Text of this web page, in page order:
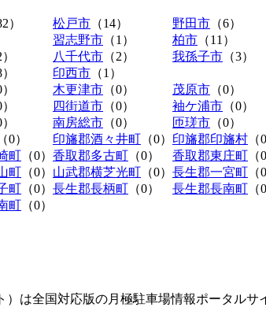
） 松戸市 （14） 野田市 （6）
習志野市 （1） 柏市 （11）
八千代市 （2） 我孫子市 （3）
印西市 （1）
木更津市 （0） 茂原市 （0）
四街道市 （0） 袖ケ浦市 （0）
南房総市 （0） 匝瑳市 （0）
（0） 印旛郡酒々井町 （0） 印旛郡印旛村 （
町 （0） 香取郡多古町 （0） 香取郡東庄町 （
町 （0） 山武郡横芝光町 （0） 長生郡一宮町 （
町 （0） 長生郡長柄町 （0） 長生郡長南町 （
町 （0）
）は全国対応版の月極駐車場情報ポータルサ